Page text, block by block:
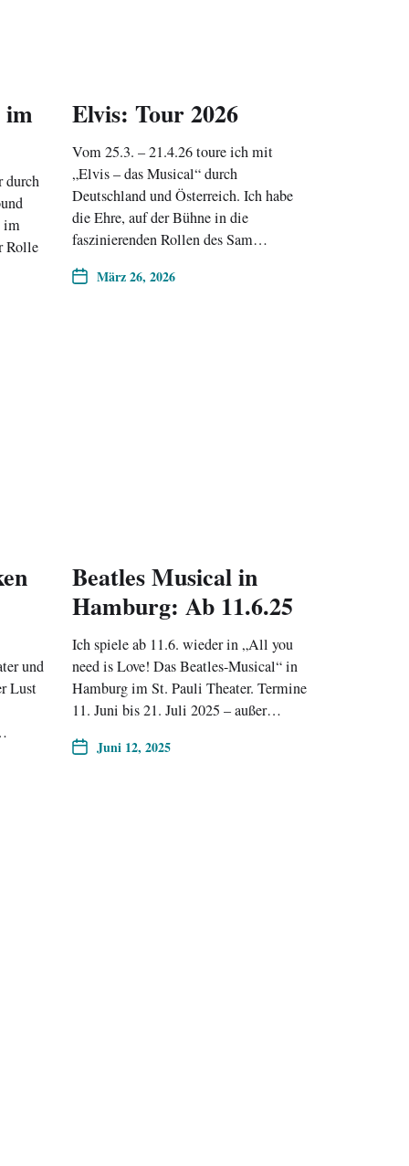
im
durch
im
Rolle
Elvis: Tour 2026
Vom 25.3. – 21.4.26 toure ich mit
„Elvis – das Musical“ durch
Deutschland und Österreich. Ich habe
die Ehre, auf der Bühne in die
faszinierenden Rollen des Sam…
März 26, 2026
und
Lust
Beatles Musical in
Hamburg: Ab 11.6.25
Ich spiele ab 11.6. wieder in „All you
need is Love! Das Beatles-Musical“ in
Hamburg im St. Pauli Theater. Termine
11. Juni bis 21. Juli 2025 – außer…
Juni 12, 2025